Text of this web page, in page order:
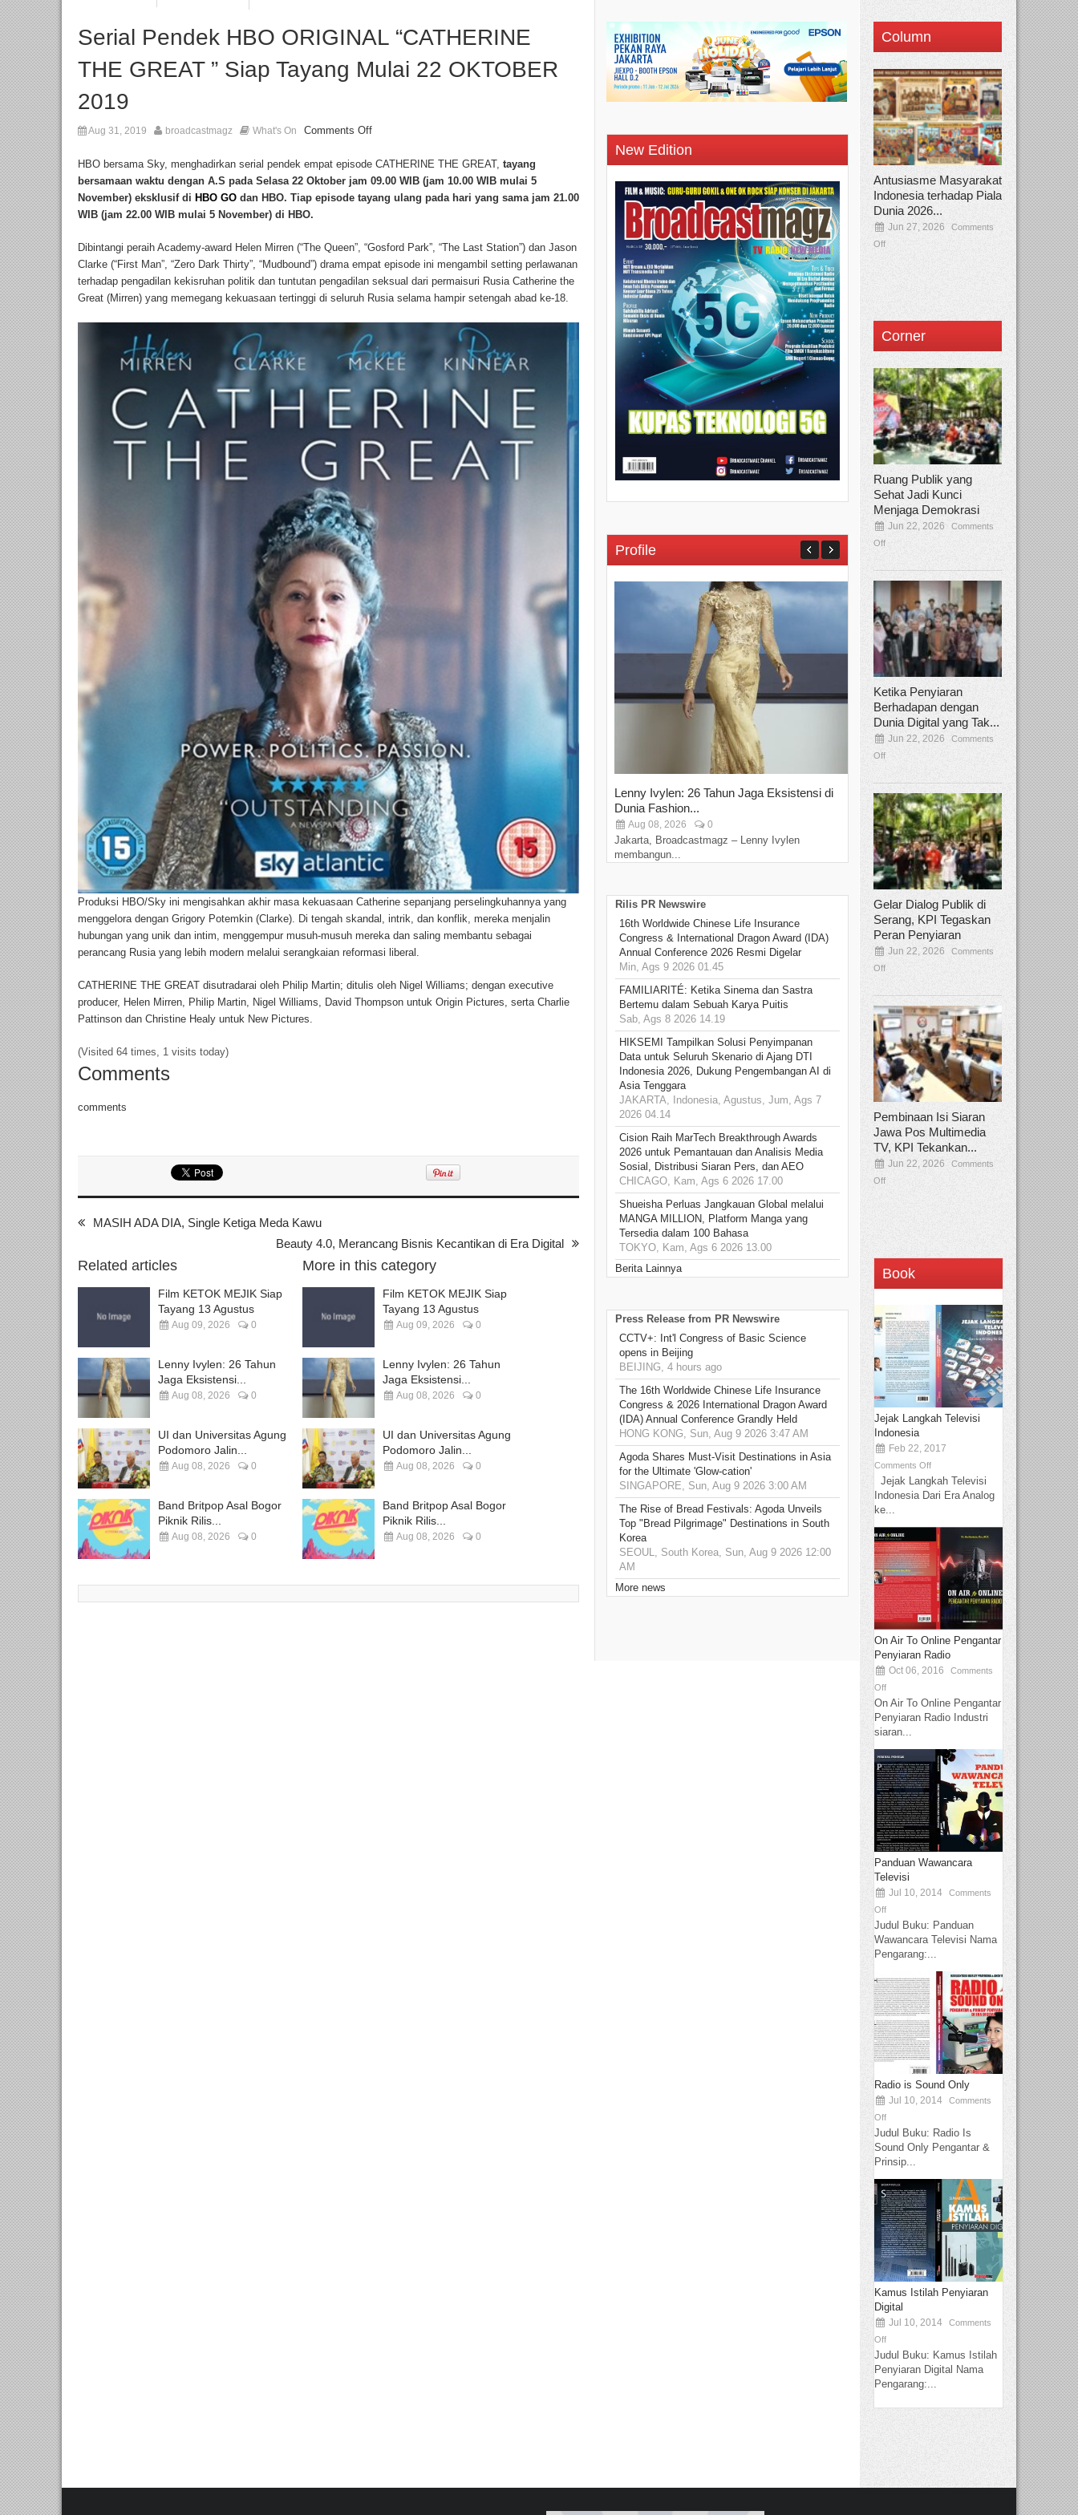
Serial Pendek HBO ORIGINAL “CATHERINE
THE GREAT ” Siap Tayang Mulai 22 OKTOBER
2019
Aug 31, 2019 broadcastmagz What's On Comments Off
HBO bersama Sky, menghadirkan serial pendek empat episode CATHERINE THE GREAT, tayang
bersamaan waktu dengan A.S pada Selasa 22 Oktober jam 09.00 WIB (jam 10.00 WIB mulai 5
November) eksklusif di HBO GO dan HBO. Tiap episode tayang ulang pada hari yang sama jam 21.00
WIB (jam 22.00 WIB mulai 5 November) di HBO.
Dibintangi peraih Academy-award Helen Mirren (“The Queen”, “Gosford Park”, “The Last Station”) dan Jason
Clarke (“First Man”, “Zero Dark Thirty”, “Mudbound”) drama empat episode ini mengambil setting perlawanan
terhadap pengadilan kekisruhan politik dan tuntutan pengadilan seksual dari permaisuri Rusia Catherine the
Great (Mirren) yang memegang kekuasaan tertinggi di seluruh Rusia selama hampir setengah abad ke-18.
Produksi HBO/Sky ini mengisahkan akhir masa kekuasaan Catherine sepanjang perselingkuhannya yang
menggelora dengan Grigory Potemkin (Clarke). Di tengah skandal, intrik, dan konflik, mereka menjalin
hubungan yang unik dan intim, menggempur musuh-musuh mereka dan saling membantu sebagai
perancang Rusia yang lebih modern melalui serangkaian reformasi liberal.
CATHERINE THE GREAT disutradarai oleh Philip Martin; ditulis oleh Nigel Williams; dengan executive
producer, Helen Mirren, Philip Martin, Nigel Williams, David Thompson untuk Origin Pictures, serta Charlie
Pattinson dan Christine Healy untuk New Pictures.
(Visited 64 times, 1 visits today)
Comments
comments
MASIH ADA DIA, Single Ketiga Meda Kawu
Beauty 4.0, Merancang Bisnis Kecantikan di Era Digital
Related articles
Film KETOK MEJIK Siap
Tayang 13 Agustus
Aug 09, 2026 0
Lenny Ivylen: 26 Tahun
Jaga Eksistensi...
Aug 08, 2026 0
UI dan Universitas Agung
Podomoro Jalin...
Aug 08, 2026 0
Band Britpop Asal Bogor
Piknik Rilis...
Aug 08, 2026 0
More in this category
Film KETOK MEJIK Siap
Tayang 13 Agustus
Aug 09, 2026 0
Lenny Ivylen: 26 Tahun
Jaga Eksistensi...
Aug 08, 2026 0
UI dan Universitas Agung
Podomoro Jalin...
Aug 08, 2026 0
Band Britpop Asal Bogor
Piknik Rilis...
Aug 08, 2026 0
New Edition
Profile
Lenny Ivylen: 26 Tahun Jaga Eksistensi di
Dunia Fashion...
Aug 08, 2026 0
Jakarta, Broadcastmagz – Lenny Ivylen
membangun...
Yan Senjaya, Kreativitas Lima
Sinema Indonesia
Dec 22, 2025 Comments Off
Jakarta, Broadcastmagz – Yan Senjaya
Rilis PR Newswire
16th Worldwide Chinese Life Insurance
Congress & International Dragon Award (IDA)
Annual Conference 2026 Resmi Digelar
Min, Ags 9 2026 01.45
FAMILIARITÉ: Ketika Sinema dan Sastra
Bertemu dalam Sebuah Karya Puitis
Sab, Ags 8 2026 14.19
HIKSEMI Tampilkan Solusi Penyimpanan
Data untuk Seluruh Skenario di Ajang DTI
Indonesia 2026, Dukung Pengembangan AI di
Asia Tenggara
JAKARTA, Indonesia, Agustus, Jum, Ags 7
2026 04.14
Cision Raih MarTech Breakthrough Awards
2026 untuk Pemantauan dan Analisis Media
Sosial, Distribusi Siaran Pers, dan AEO
CHICAGO, Kam, Ags 6 2026 17.00
Shueisha Perluas Jangkauan Global melalui
MANGA MILLION, Platform Manga yang
Tersedia dalam 100 Bahasa
TOKYO, Kam, Ags 6 2026 13.00
Berita Lainnya
Press Release from PR Newswire
CCTV+: Int'l Congress of Basic Science
opens in Beijing
BEIJING, 4 hours ago
The 16th Worldwide Chinese Life Insurance
Congress & 2026 International Dragon Award
(IDA) Annual Conference Grandly Held
HONG KONG, Sun, Aug 9 2026 3:47 AM
Agoda Shares Must-Visit Destinations in Asia
for the Ultimate 'Glow-cation'
SINGAPORE, Sun, Aug 9 2026 3:00 AM
The Rise of Bread Festivals: Agoda Unveils
Top "Bread Pilgrimage" Destinations in South
Korea
SEOUL, South Korea, Sun, Aug 9 2026 12:00
AM
More news
Column
Antusiasme Masyarakat
Indonesia terhadap Piala
Dunia 2026...
Jun 27, 2026
Comments
Off
Corner
Ruang Publik yang
Sehat Jadi Kunci
Menjaga Demokrasi
Jun 22, 2026
Comments
Off
Ketika Penyiaran
Berhadapan dengan
Dunia Digital yang Tak...
Jun 22, 2026
Comments
Off
Gelar Dialog Publik di
Serang, KPI Tegaskan
Peran Penyiaran
Jun 22, 2026
Comments
Off
Pembinaan Isi Siaran
Jawa Pos Multimedia
TV, KPI Tekankan...
Jun 22, 2026
Comments
Off
Book
Jejak Langkah Televisi
Indonesia
Feb 22, 2017
Comments Off
Jejak Langkah Televisi
Indonesia Dari Era Analog
ke...
On Air To Online Pengantar
Penyiaran Radio
Oct 06, 2016
Comments
Off
On Air To Online Pengantar
Penyiaran Radio Industri
siaran...
Panduan Wawancara
Televisi
Jul 10, 2014
Comments
Off
Judul Buku: Panduan
Wawancara Televisi Nama
Pengarang:...
Radio is Sound Only
Jul 10, 2014
Comments
Off
Judul Buku: Radio Is
Sound Only Pengantar &
Prinsip...
Kamus Istilah Penyiaran
Digital
Jul 10, 2014
Comments
Off
Judul Buku: Kamus Istilah
Penyiaran Digital Nama
Pengarang:...